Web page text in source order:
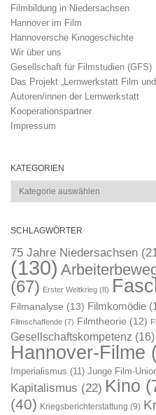
Filmbildung in Niedersachsen
Hannover im Film
Hannoversche Kinogeschichte
Wir über uns
Gesellschaft für Filmstudien (GFS)
Das Projekt „Lernwerkstatt Film
Autoren/innen der Lernwerkstatt
Kooperationspartner
Impressum
KATEGORIEN
Kategorien
SCHLAGWÖRTER
75 Jahre Niedersachsen
(130)
(67) Erster Weltkrieg (8)
Filmanalyse (13) Filmkomödie
Filmschaffende (7) Filmtheorie (12)
Gesellschaftskompetenz (16)
Hannover-Filme
Imperialismus (11) Junge Film-
Kapitalismus (22) Kino
(40) Kriegsberichterstattung (9)